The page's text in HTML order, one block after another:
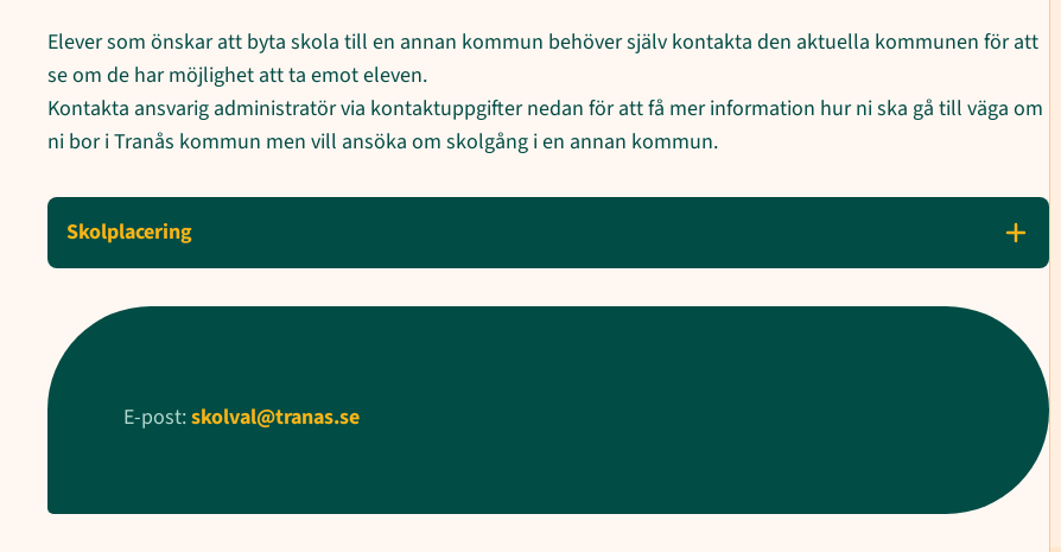
Elever som önskar att byta skola till en annan kommun behöver själv kontakta den aktuella kommunen för att
se om de har möjlighet att ta emot eleven.
Kontakta ansvarig administratör via kontaktuppgifter nedan för att få mer information hur ni ska gå till väga om
ni bor i Tranås kommun men vill ansöka om skolgång i en annan kommun.
Skolplacering
E-post:skolval@tranas.se